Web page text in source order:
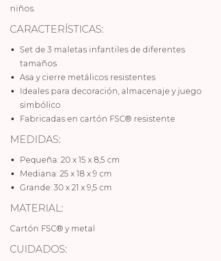
niños.
CARACTERÍSTICAS:
Set de 3 maletas infantiles de diferentes
tamaños
Asa y cierre metálicos resistentes
Ideales para decoración, almacenaje y juego
simbólico
Fabricadas en cartón FSC® resistente
MEDIDAS:
Pequeña: 20 x 15 x 8,5 cm
Mediana: 25 x 18 x 9 cm
Grande: 30 x 21 x 9,5 cm
MATERIAL:
Cartón FSC® y metal
CUIDADOS: